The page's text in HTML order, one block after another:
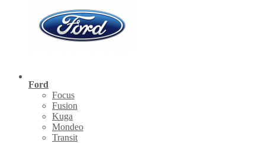
Ford
Focus
Fusion
Kuga
Mondeo
Transit